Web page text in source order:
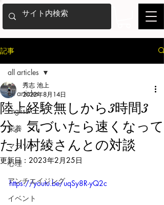
記事
all articles
English
栄養
マラソン
心理
アンチエイジング
イベント
all articles
陸上経験無しから3時間3
分。気づいたら速くなって
た川村綾さんとの対談
秀志 池上
2022年8月14日
更新日： 2023年2月25日
https://youtu.be/uqSy8R-yQ2c